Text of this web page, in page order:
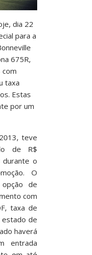
dia 22
para a
675R,
taxa
Estas
por um
teve
de R$
durante o
O
de
com
taxa de
estado de
haverá
entrada